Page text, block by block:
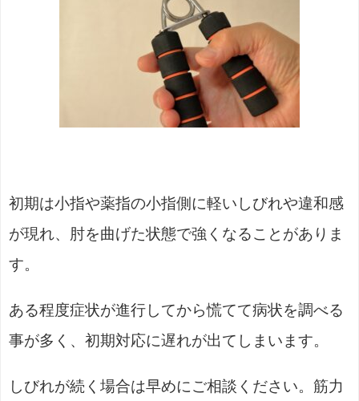
初期は小指や薬指の小指側に軽いしびれや違和感
が現れ、肘を曲げた状態で強くなることがありま
す。
ある程度症状が進行してから慌てて病状を調べる
事が多く、初期対応に遅れが出てしまいます。
しびれが続く場合は早めにご相談ください。筋力